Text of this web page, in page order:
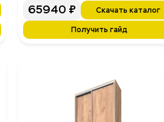
65940 ₽ Скачать каталог
Получить гайд